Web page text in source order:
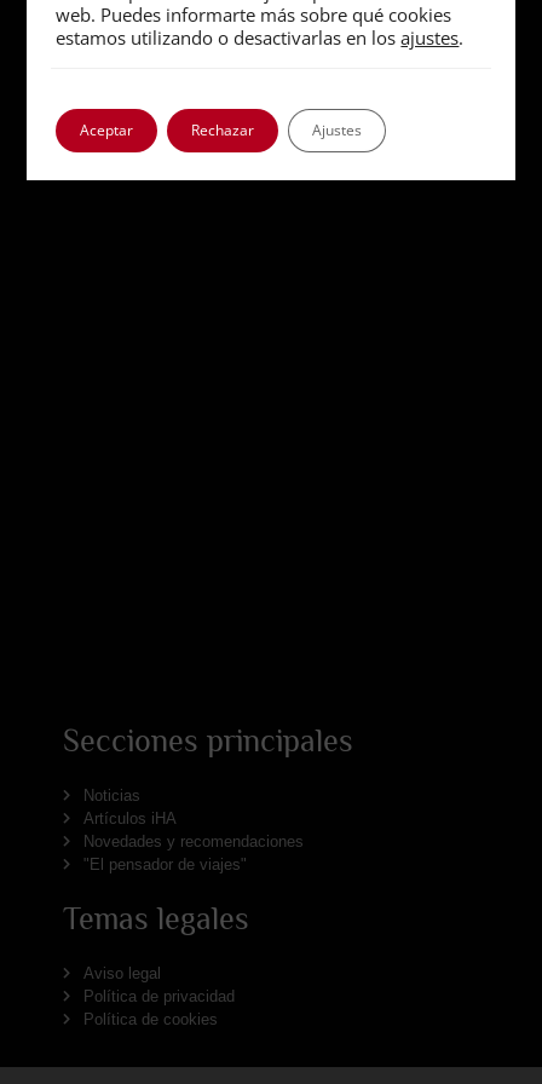
historia
Secciones principales
Noticias
Artículos iHA
Novedades y recomendaciones
"El pensador de viajes"
Temas legales
Aviso legal
Política de privacidad
Política de cookies
web. Puedes informarte más sobre qué cookies
estamos utilizando o desactivarlas en losajustes.
Aceptar Rechazar Ajustes